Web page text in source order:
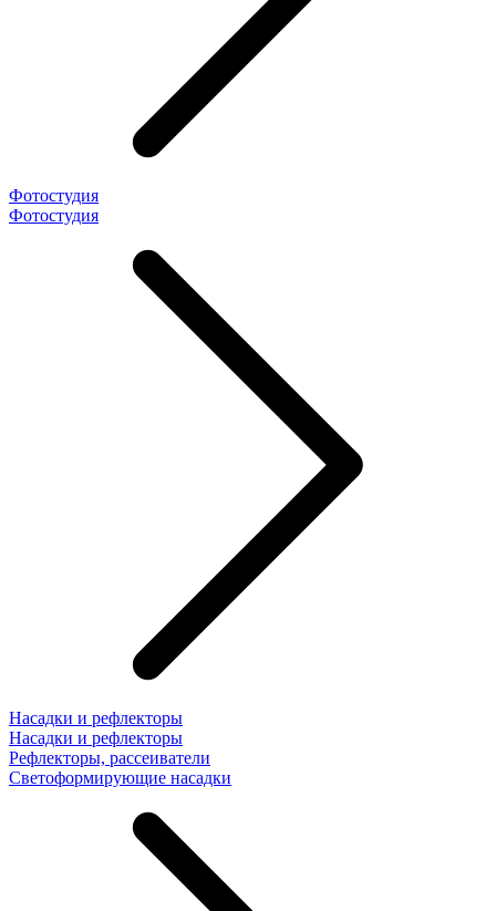
Фотостудия
Фотостудия
Насадки и рефлекторы
Насадки и рефлекторы
Рефлекторы, рассеиватели
Светоформирующие насадки